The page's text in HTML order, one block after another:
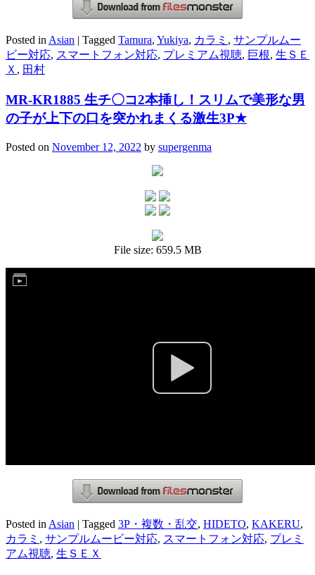
Posted in Asian | Tagged Tamura, Yukiya, カラミ , サンプルムー
ビー対応, スマートフォン対応, プレミアム視聴, 巨根, 生ＳＥ
Ｘ , 田村
MR-KR1885 生チ〇コ2本挿し！スリムで美形な男
の子が上下の口を突かれまくる激生3P★
Posted on November 12, 2022 by supergenma
File size: 659.5 MB
Posted in Asian | Tagged 3P・複数・乱交, HIDETO, KAKERU,
カラミ , サンプルムービー対応, スマートフォン対応, プレミ
アム視聴, 生ＳＥＸ